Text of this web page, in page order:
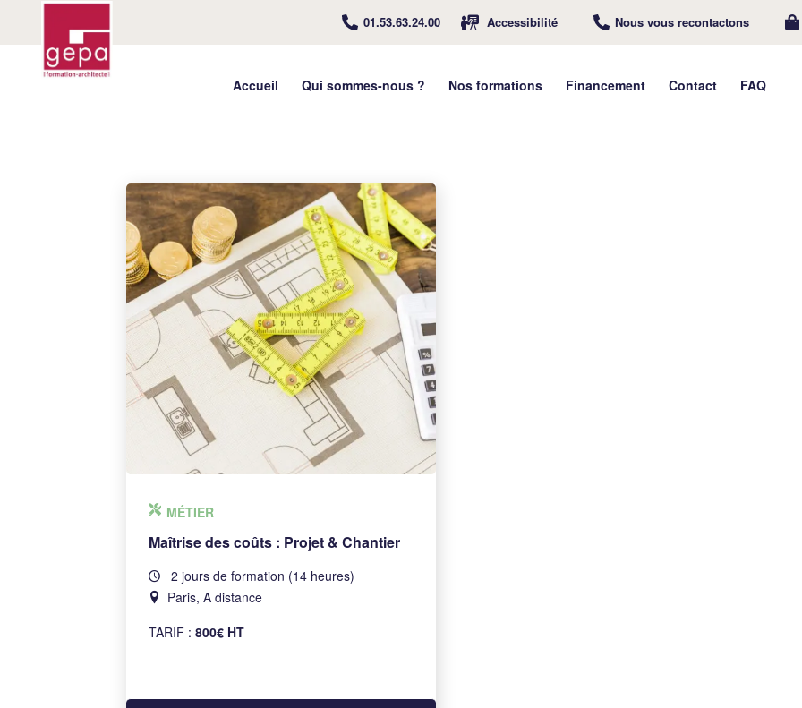
01.53.63.24.00 Accessibilité Nous vous recontactons
Accueil Qui sommes-nous ? Nos formations Financement Contact FAQ
MÉTIER
Maîtrise des coûts : Projet & Chantier
2 jours de formation (14 heures)
Paris, A distance
TARIF : 800€ HT